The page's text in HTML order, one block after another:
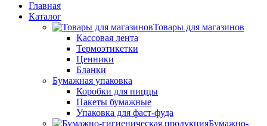
Главная
Каталог
Товары для магазинов
Кассовая лента
Термоэтикетки
Ценники
Бланки
Бумажная упаковка
Коробки для пиццы
Пакеты бумажные
Упаковка для фаст-фуда
Бумажно-